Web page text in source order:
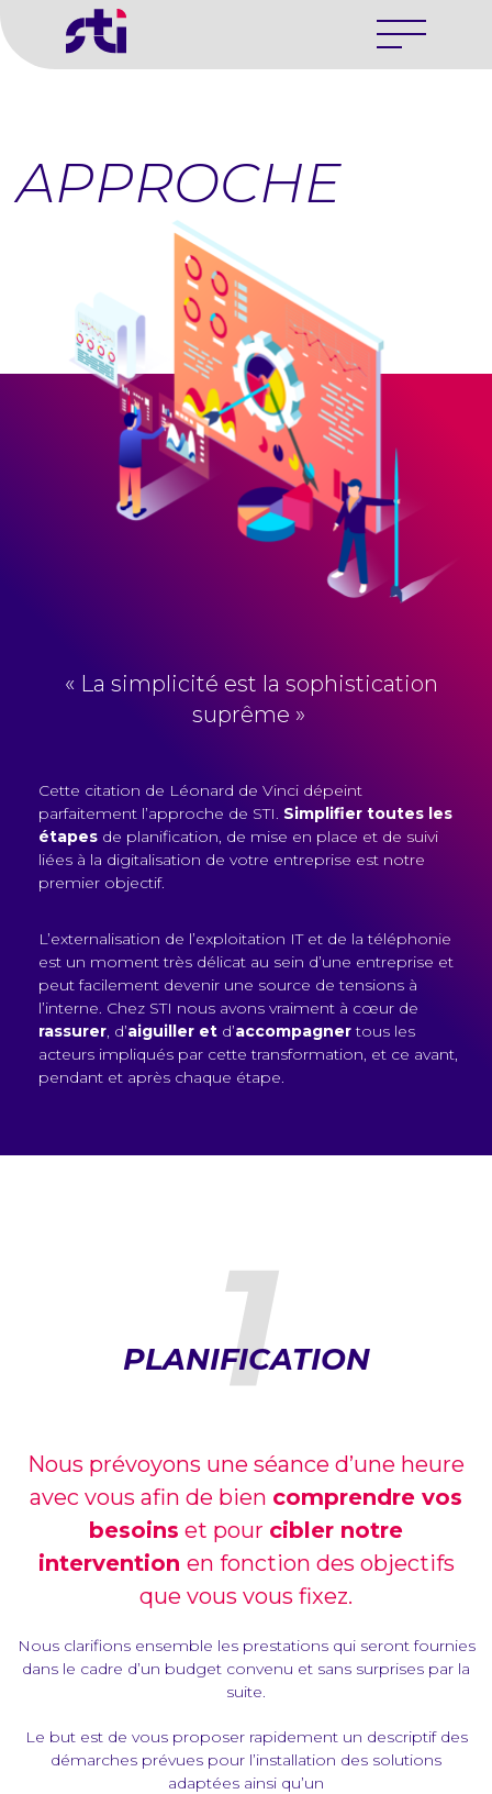
APPROCHE
« La simplicité est la sophistication
suprême »
Cette citation de Léonard de Vinci dépeint
parfaitement l’approche de STI. Simplifier toutes les
étapes de planification, de mise en place et de suivi
liées à la digitalisation de votre entreprise est notre
premier objectif.
L’externalisation de l’exploitation IT et de la téléphonie
est un moment très délicat au sein d’une entreprise et
peut facilement devenir une source de tensions à
l’interne. Chez STI nous avons vraiment à cœur de
rassurer, d’aiguiller et d’accompagnertous les
acteurs impliqués par cette transformation, et ce avant,
pendant et après chaque étape.
1
PLANIFICATION
Nous prévoyons une séance d’une heure
avec vous afin de bien comprendre vos
besoins et pour cibler notre
intervention en fonction des objectifs
que vous vous fixez.
Nous clarifions ensemble les prestations qui seront fournies
dans le cadre d’un budget convenu et sans surprises par la
suite.
Le but est de vous proposer rapidement un descriptif des
démarches prévues pour l’installation des solutions
adaptées ainsi qu’un